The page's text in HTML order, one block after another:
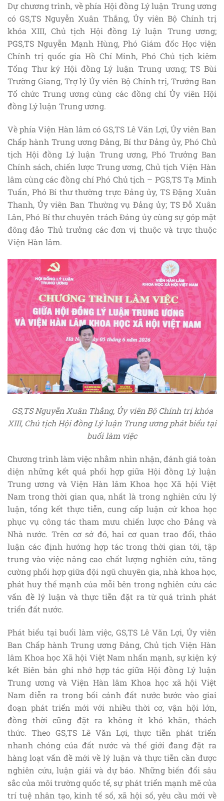
Dự chương trình, về phía Hội đồng Lý luận Trung ương
có GS,TS Nguyễn Xuân Thắng, Ủy viên Bộ Chính trị
khóa XIII, Chủ tịch Hội đồng Lý luận Trung ương;
PGS,TS Nguyễn Mạnh Hùng, Phó Giám đốc Học viện
Chính trị quốc gia Hồ Chí Minh, Phó Chủ tịch kiêm
Tổng Thư ký Hội đồng Lý luận Trung ương; TS Bùi
Trường Giang, Trợ lý Ủy viên Bộ Chính trị, Trưởng Ban
Tổ chức Trung ương cùng các đồng chí Ủy viên Hội
đồng Lý luận Trung ương.
Về phía Viện Hàn lâm có GS,TS Lê Văn Lợi, Ủy viên Ban
Chấp hành Trung ương Đảng, Bí thư Đảng ủy, Phó Chủ
tịch Hội đồng Lý luận Trung ương, Phó Trưởng Ban
Chính sách, chiến lược Trung ương, Chủ tịch Viện Hàn
lâm cùng các đồng chí Phó Chủ tịch – PGS,TS Tạ Minh
Tuấn, Phó Bí thư thường trực Đảng ủy, TS Đặng Xuân
Thanh, Ủy viên Ban Thường vụ Đảng ủy; TS Đỗ Xuân
Lân, Phó Bí thư chuyên trách Đảng ủy cùng sự góp mặt
đông đảo Thủ trưởng các đơn vị thuộc và trực thuộc
Viện Hàn lâm.
GS,TS Nguyễn Xuân Thắng, Ủy viên Bộ Chính trị khóa
XIII, Chủ tịch Hội đồng Lý luận Trung ương phát biểu tại
buổi làm việc
Chương trình làm việc nhằm nhìn nhận, đánh giá toàn
diện những kết quả phối hợp giữa Hội đồng Lý luận
Trung ương và Viện Hàn lâm Khoa học Xã hội Việt
Nam trong thời gian qua, nhất là trong nghiên cứu lý
luận, tổng kết thực tiễn, cung cấp luận cứ khoa học
phục vụ công tác tham mưu chiến lược cho Đảng và
Nhà nước. Trên cơ sở đó, hai cơ quan trao đổi, thảo
luận các định hướng hợp tác trong thời gian tới, tập
trung vào việc nâng cao chất lượng nghiên cứu, tăng
cường phối hợp giữa đội ngũ chuyên gia, nhà khoa học,
phát huy thế mạnh của mỗi bên trong nghiên cứu các
vấn đề lý luận và thực tiễn đặt ra từ quá trình phát
triển đất nước.
Phát biểu tại buổi làm việc, GS,TS Lê Văn Lợi, Ủy viên
Ban Chấp hành Trung ương Đảng, Chủ tịch Viện Hàn
lâm Khoa học Xã hội Việt Nam nhấn mạnh, sự kiện ký
kết Biên bản ghi nhớ hợp tác giữa Hội đồng Lý luận
Trung ương và Viện Hàn lâm Khoa học xã hội Việt
Nam diễn ra trong bối cảnh đất nước bước vào giai
đoạn phát triển mới với nhiều thời cơ, vận hội lớn,
đồng thời cũng đặt ra không ít khó khăn, thách
thức. Theo GS,TS Lê Văn Lợi, thực tiễn phát triển
nhanh chóng của đất nước và thế giới đang đặt ra
hàng loạt vấn đề mới về lý luận và thực tiễn cần được
nghiên cứu, luận giải và dự báo. Những biến đổi sâu
sắc của môi trường quốc tế, sự phát triển mạnh mẽ của
trí tuệ nhân tạo, kinh tế số, xã hội số, yêu cầu mới về